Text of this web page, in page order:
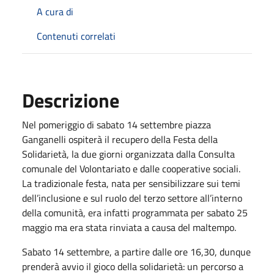
A cura di
Contenuti correlati
Descrizione
Nel pomeriggio di sabato 14 settembre piazza
Ganganelli ospiterà il recupero della Festa della
Solidarietà, la due giorni organizzata dalla Consulta
comunale del Volontariato e dalle cooperative sociali.
La tradizionale festa, nata per sensibilizzare sui temi
dell’inclusione e sul ruolo del terzo settore all’interno
della comunità, era infatti programmata per sabato 25
maggio ma era stata rinviata a causa del maltempo.
Sabato 14 settembre, a partire dalle ore 16,30, dunque
prenderà avvio il gioco della solidarietà: un percorso a